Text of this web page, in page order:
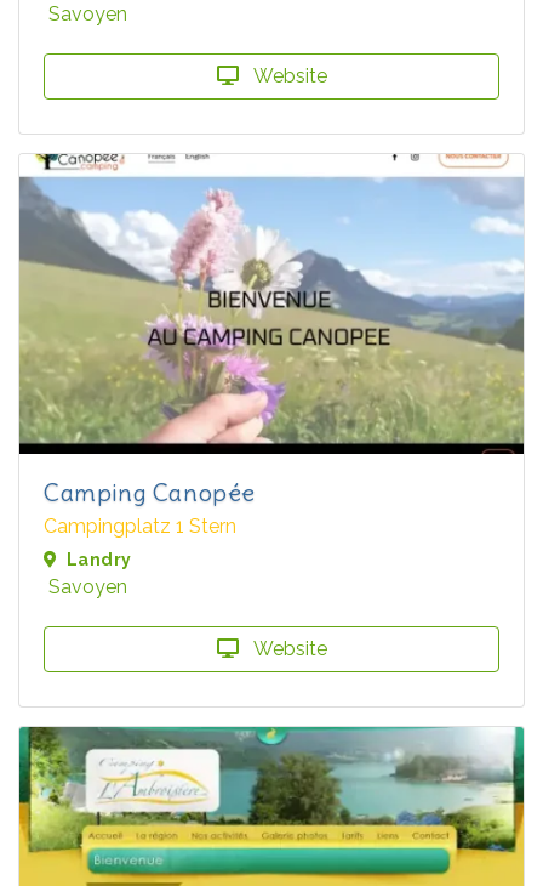
Savoyen
Website
Camping Canopée
Campingplatz 1 Stern
Landry
Savoyen
Website